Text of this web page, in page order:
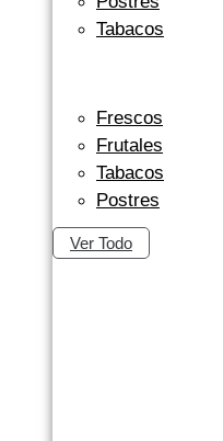
Tabacos
Frescos
Frutales
Tabacos
Postres
Ver Todo